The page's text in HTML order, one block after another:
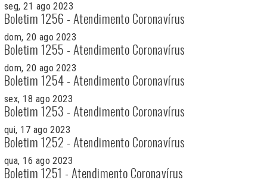
seg, 21 ago 2023
Boletim 1256 - Atendimento Coronavírus
dom, 20 ago 2023
Boletim 1255 - Atendimento Coronavírus
dom, 20 ago 2023
Boletim 1254 - Atendimento Coronavírus
sex, 18 ago 2023
Boletim 1253 - Atendimento Coronavírus
qui, 17 ago 2023
Boletim 1252 - Atendimento Coronavírus
qua, 16 ago 2023
Boletim 1251 - Atendimento Coronavírus